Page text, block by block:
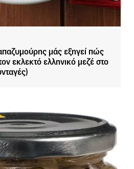
μάς εξηγεί πώς
εκλεκτό ελληνικό μεζέ στο